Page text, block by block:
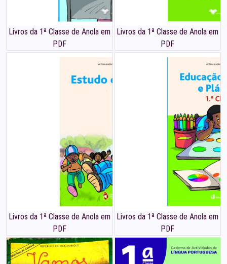
Livros da 1ª Classe de Anola em
PDF
Livros da 1ª Classe de Anola em
PDF
Livros da 1ª Classe de Anola em
PDF
Livros da 1ª Classe de Anola em
PDF